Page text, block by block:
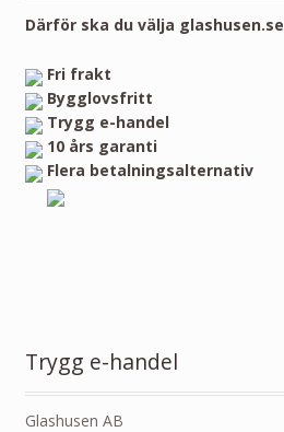
Därför ska du välja glashusen.se
Fri frakt
Bygglovsfritt
Trygg e-handel
10 års garanti
Flera betalningsalternativ
Trygg e-handel
Glashusen AB